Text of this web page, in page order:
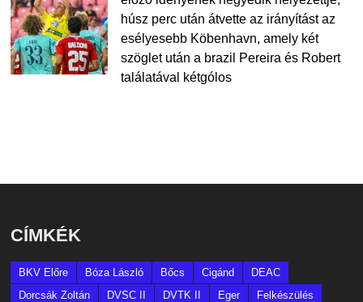
húsz perc után átvette az irányítást az
esélyesebb Köbenhavn, amely két
szöglet után a brazil Pereira és Robert
találatával kétgólos
CÍMKÉK
BKV Előre Bóza László Bőcs Cigánd
DEAC
Dorcsák Zoltán
DVSC II DVTK II Eger
Felkészülés